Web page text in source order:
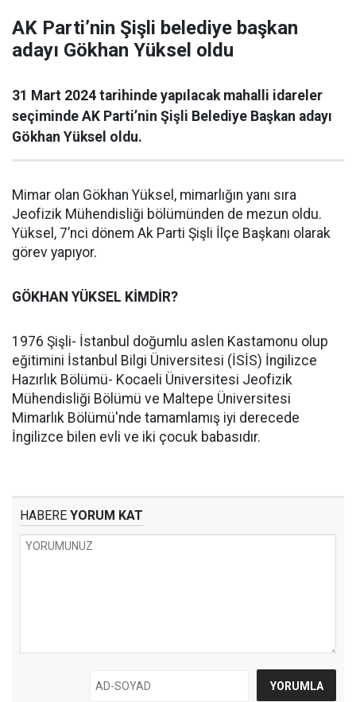
AK Parti’nin Şişli belediye başkan
adayı Gökhan Yüksel oldu
31 Mart 2024 tarihinde yapılacak mahalli idareler
seçiminde AK Parti’nin Şişli Belediye Başkan adayı
Gökhan Yüksel oldu.
Mimar olan Gökhan Yüksel, mimarlığın yanı sıra
Jeofizik Mühendisliği bölümünden de mezun oldu.
Yüksel, 7’nci dönem Ak Parti Şişli İlçe Başkanı olarak
görev yapıyor.
GÖKHAN YÜKSEL KİMDİR?
1976 Şişli- İstanbul doğumlu aslen Kastamonu olup
eğitimini İstanbul Bilgi Üniversitesi (İSİS) İngilizce
Hazırlık Bölümü- Kocaeli Üniversitesi Jeofizik
Mühendisliği Bölümü ve Maltepe Üniversitesi
Mimarlık Bölümü'nde tamamlamış iyi derecede
İngilizce bilen evli ve iki çocuk babasıdır.
HABERE YORUM KAT